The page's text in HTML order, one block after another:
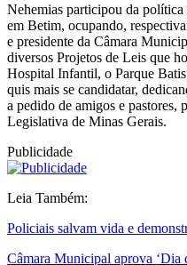
Nehemias participou da
em Betim, ocupando,
e presidente da Câmara
diversos Projetos de Leis que
Hospital Infantil, o Parque
quis mais se candidatar,
a pedido de amigos e pastores,
Legislativa de Minas Gerais.
Publicidade
Leia Também:
Policiais salvam vida e
Câmara Municipal aprova ‘Dia